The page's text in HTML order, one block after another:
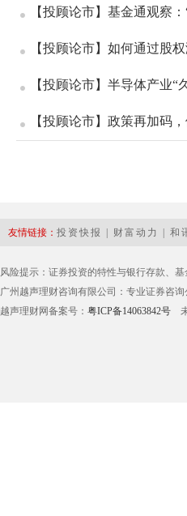
【投顾论市】基金通观察
【投顾论市】如何通过股
【投顾论市】半导体产业
【投顾论市】政策再加码
友情链接： 投资快报 财富动力 和
风险提示：证券投资的特性与银行存款、
广州越声理财咨询有限公司：专业证券咨
越声理财网备案号： 粤ICP备14063842号